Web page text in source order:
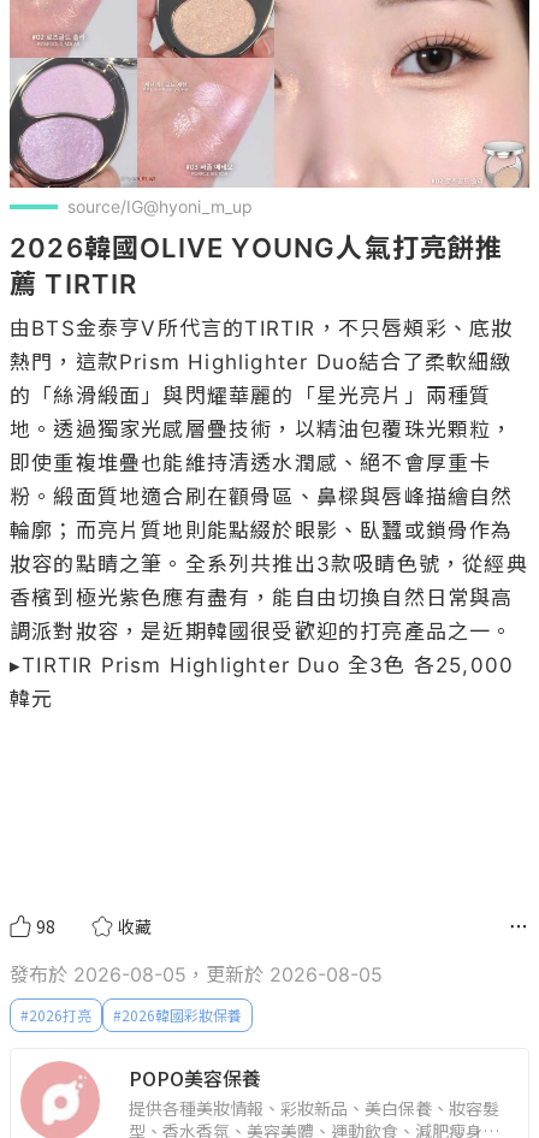
source/IG@hyoni_m_up
2026韓國OLIVE YOUNG人氣打亮餅推
薦 TIRTIR
由BTS金泰亨V所代言的TIRTIR，不只唇頰彩、底妝
熱門，這款Prism Highlighter Duo結合了柔軟細緻
的「絲滑緞面」與閃耀華麗的「星光亮片」兩種質
地。透過獨家光感層疊技術，以精油包覆珠光顆粒，
即使重複堆疊也能維持清透水潤感、絕不會厚重卡
粉。緞面質地適合刷在顴骨區、鼻樑與唇峰描繪自然
輪廓；而亮片質地則能點綴於眼影、臥蠶或鎖骨作為
妝容的點睛之筆。全系列共推出3款吸睛色號，從經典
香檳到極光紫色應有盡有，能自由切換自然日常與高
調派對妝容，是近期韓國很受歡迎的打亮產品之一。
▸TIRTIR Prism Highlighter Duo 全3色 各25,000
韓元
98 收藏
發布於 2026-08-05，更新於 2026-08-05
#2026打亮 #2026韓國彩妝保養
POPO美容保養
提供各種美妝情報、彩妝新品、美白保養、妝容髮
型、香水香氛、美容美體、運動飲食、減肥瘦身、